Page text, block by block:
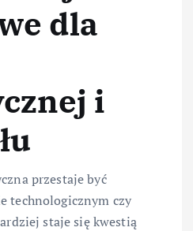
dla
i
przestaje być
technologicznym czy
staje się kwestią